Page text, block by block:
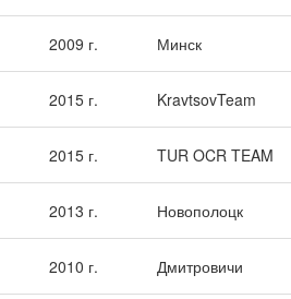
2009 г. Минск
2015 г. KravtsovTeam
2015 г. TUR OCR TEAM
2013 г. Новополоцк
2010 г. Дмитровичи